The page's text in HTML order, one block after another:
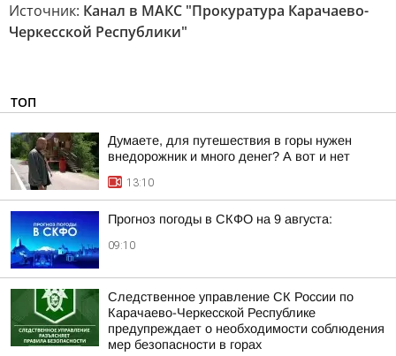
Источник: Канал в МАКС "Прокуратура Карачаево-
Черкесской Республики"
ТОП
Думаете, для путешествия в горы нужен
внедорожник и много денег? А вот и нет
13:10
Прогноз погоды в СКФО на 9 августа:
09:10
Следственное управление СК России по
Карачаево-Черкесской Республике
предупреждает о необходимости соблюдения
мер безопасности в горах